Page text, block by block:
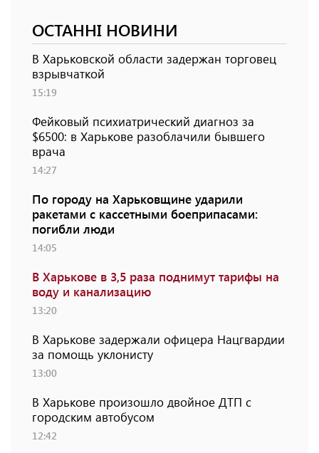
ОСТАННІ НОВИНИ
В Харьковской области задержан торговец
взрывчаткой
15:19
Фейковый психиатрический диагноз за
$6500: в Харькове разоблачили бывшего
врача
14:27
По городу на Харьковщине ударили
ракетами с кассетными боеприпасами:
погибли люди
14:05
В Харькове в 3,5 раза поднимут тарифы на
воду и канализацию
13:20
В Харькове задержали офицера Нацгвардии
за помощь уклонисту
13:00
В Харькове произошло двойное ДТП с
городским автобусом
12:42